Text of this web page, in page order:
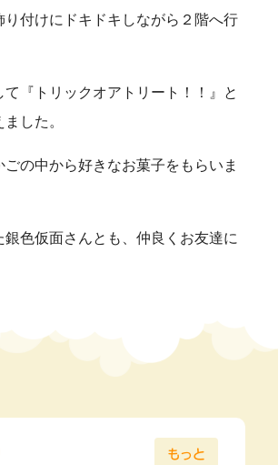
り付けにドキドキしながら２階へ行
て『トリックオアトリート！！』と
した。
の中から好きなお菓子をもらいま
色仮面さんとも、仲良くお友達に
もっと